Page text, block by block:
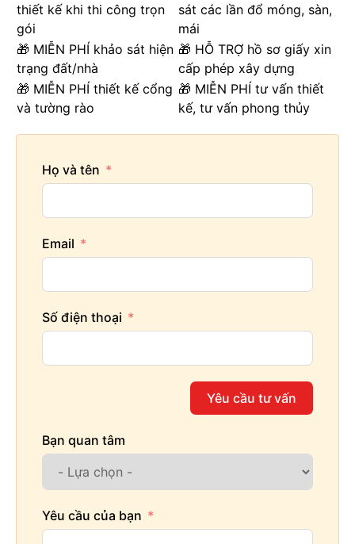
thiết kế khi thi công trọn
gói
sát các lần đổ móng, sàn,
mái
🎁 MIỄN PHÍ khảo sát hiện
trạng đất/nhà
🎁 HỖ TRỢ hồ sơ giấy xin
cấp phép xây dựng
🎁 MIỄN PHÍ thiết kế cổng
và tường rào
🎁 MIỄN PHÍ tư vấn thiết
kế, tư vấn phong thủy
Họ và tên
Email
Số điện thoại
Yêu cầu tư vấn
Bạn quan tâm
Yêu cầu của bạn